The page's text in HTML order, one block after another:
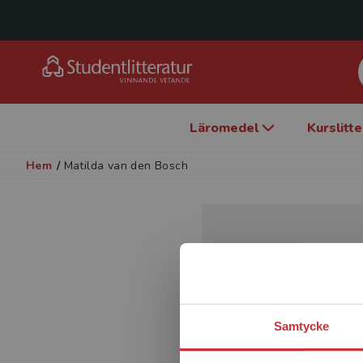
Samtycke
Läromedel
Hem / Matilda van den Bosch